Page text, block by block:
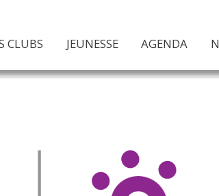
CLUBS JEUNESSE AGENDA